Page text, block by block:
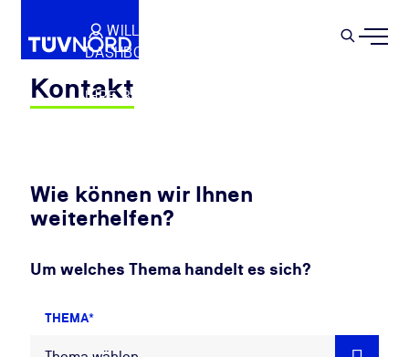
Springe zum Hauptinhalt
WILLKOMMEN
DASHBOARD
IHR PROFIL
IHRE BUCHUNGEN
Kontakt
Wie können wir Ihnen
weiterhelfen?
Um welches Thema handelt es sich?
THEMA